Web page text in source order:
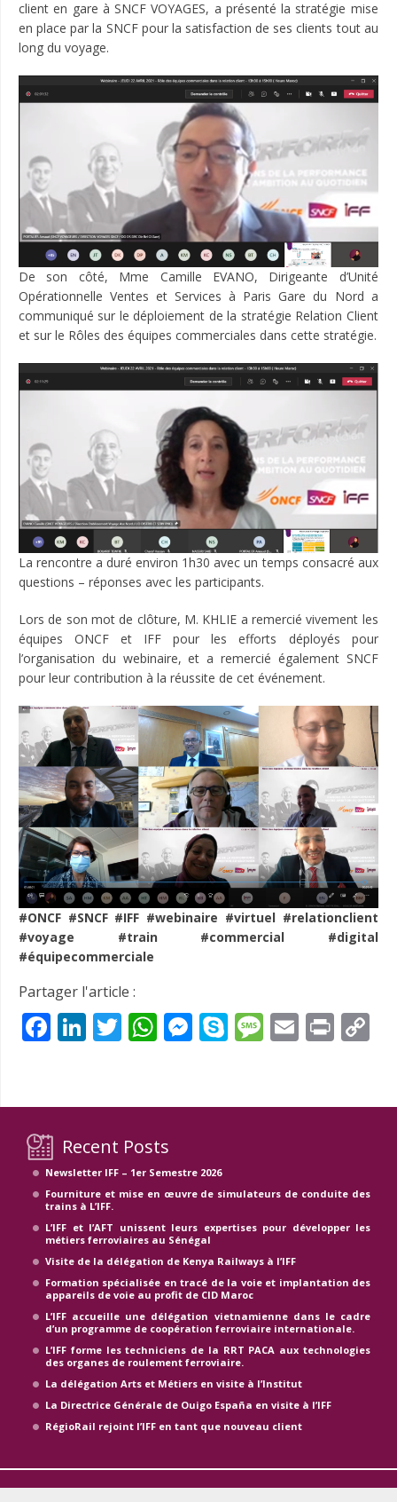
client en gare à SNCF VOYAGES, a présenté la stratégie mise
en place par la SNCF pour la satisfaction de ses clients tout au
long du voyage.
De son côté, Mme Camille EVANO, Dirigeante d’Unité
Opérationnelle Ventes et Services à Paris Gare du Nord a
communiqué sur le déploiement de la stratégie Relation Client
et sur le Rôles des équipes commerciales dans cette stratégie.
La rencontre a duré environ 1h30 avec un temps consacré aux
questions – réponses avec les participants.
Lors de son mot de clôture, M. KHLIE a remercié vivement les
équipes ONCF et IFF pour les efforts déployés pour
l’organisation du webinaire, et a remercié également SNCF
pour leur contribution à la réussite de cet événement.
#ONCF #SNCF #IFF #webinaire #virtuel #relationclient
#voyage #train #commercial #digital
#équipecommerciale
Partager l'article :
Facebook
LinkedIn
Twitter
WhatsApp
Messenger
SkypeMessage
EmailPrint
Recent Posts
Newsletter IFF – 1er Semestre 2026
Fourniture et mise en œuvre de simulateurs de conduite des
trains à L’IFF.
L’IFF et l’AFT unissent leurs expertises pour développer les
métiers ferroviaires au Sénégal
Visite de la délégation de Kenya Railways à l’IFF
Formation spécialisée en tracé de la voie et implantation des
appareils de voie au profit de CID Maroc
L’IFF accueille une délégation vietnamienne dans le cadre
d’un programme de coopération ferroviaire internationale.
L’IFF forme les techniciens de la RRT PACA aux technologies
des organes de roulement ferroviaire.
La délégation Arts et Métiers en visite à l’Institut
La Directrice Générale de Ouigo España en visite à l’IFF
RégioRail rejoint l’IFF en tant que nouveau client